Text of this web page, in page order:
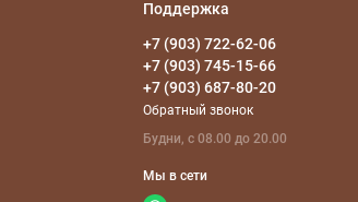
Поддержка
+7 (903) 722-62-06
+7 (903) 745-15-66
+7 (903) 687-80-20
Обратный звонок
Будни, с 08.00 до 20.00
Мы в сети